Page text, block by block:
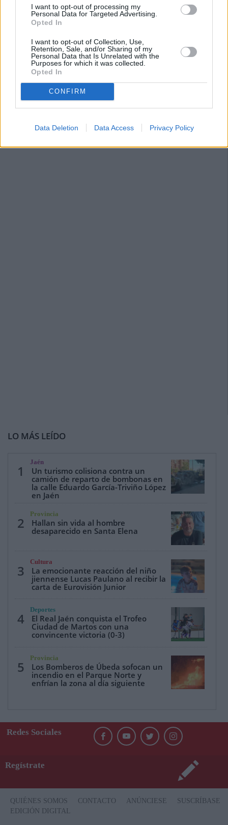
I want to opt-out of processing my
Personal Data for Targeted Advertising.
Opted In
I want to opt-out of Collection, Use,
Retention, Sale, and/or Sharing of my
Personal Data that Is Unrelated with the
Purposes for which it was collected.
Opted In
CONFIRM
Data Deletion Data Access Privacy Policy
LO MÁS LEÍDO
1
Jaén
Un turismo colisiona contra un
camión de reparto de bombonas en
la calle Eduardo García-Triviño López
en Jaén
2
Provincia
Hallan sin vida al hombre
desaparecido en Santa Elena
3
Cultura
La emocionante reacción del niño
jiennense Lucas Paulano al recibir la
carta de Eurovisión Junior
4
Deportes
El Real Jaén conquista el Trofeo
Ciudad de Martos con una
convincente victoria (0-3)
5
Provincia
Los Bomberos de Úbeda sofocan un
incendio en el Parque Norte y
enfrían la zona al día siguiente
Redes Sociales
Regístrate
QUIÉNES SOMOS CONTACTO ANÚNCIESE
SUSCRÍBASE
EDICIÓN DIGITAL